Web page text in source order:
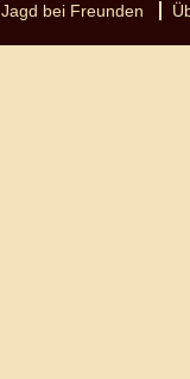
Jagd bei Freunden